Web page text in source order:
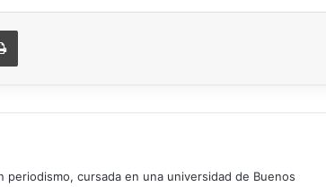
electrónico
Imprimir
cursada en una universidad de Buenos